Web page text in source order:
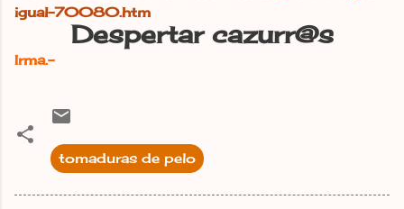
igual-70080.htm
Despertar cazurr@s
Irma.-
tomaduras de pelo